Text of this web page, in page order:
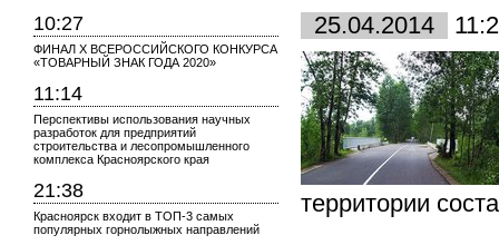
10:27
ФИНАЛ X ВСЕРОССИЙСКОГО КОНКУРСА
«ТОВАРНЫЙ ЗНАК ГОДА 2020»
11:14
Перспективы использования научных
разработок для предприятий
строительства и лесопромышленного
комплекса Красноярского края
21:38
Красноярск входит в ТОП-3 самых
популярных горнолыжных направлений
25.04.2014
территории